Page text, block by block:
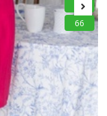
64
66